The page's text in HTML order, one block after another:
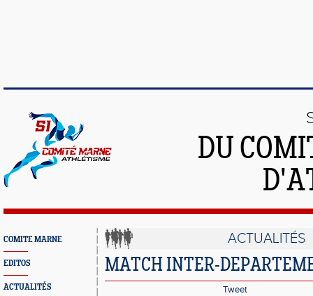
DU
COMITE MARNE
EDITOS
ACTUALITÉS
ACTUALITÉS
MATCH INTER-
Tweet